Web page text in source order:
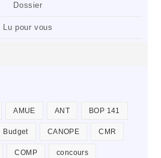
Dossier
Lu pour vous
AMUE ANT BOP 141
Budget CANOPE CMR
COMP concours